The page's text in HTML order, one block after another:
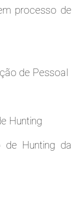
processo de
de Pessoal
Hunting
Hunting da